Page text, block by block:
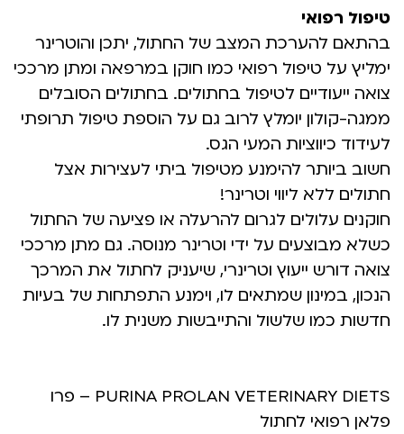
טיפול רפואי
בהתאם להערכת המצב של החתול, יתכן והוטרינר
ימליץ על טיפול רפואי כמו חוקן במרפאה ומתן מרככי
צואה ייעודיים לטיפול בחתולים. בחתולים הסובלים
ממגה-קולון יומלץ לרוב גם על הוספת טיפול תרופתי
לעידוד כיווציות המעי הגס.
חשוב ביותר להימנע מטיפול ביתי לעצירות אצל
חתולים ללא ליווי וטרינר!
חוקנים עלולים לגרום להרעלה או פציעה של החתול
כשלא מבוצעים על ידי וטרינר מנוסה. גם מתן מרככי
צואה דורש ייעוץ וטרינרי, שיעניק לחתול את המרכך
הנכון, במינון שמתאים לו, וימנע התפתחות של בעיות
חדשות כמו שלשול והתייבשות משנית לו.
PURINA PROLAN VETERINARY DIETS – פרו
פלאן רפואי לחתול